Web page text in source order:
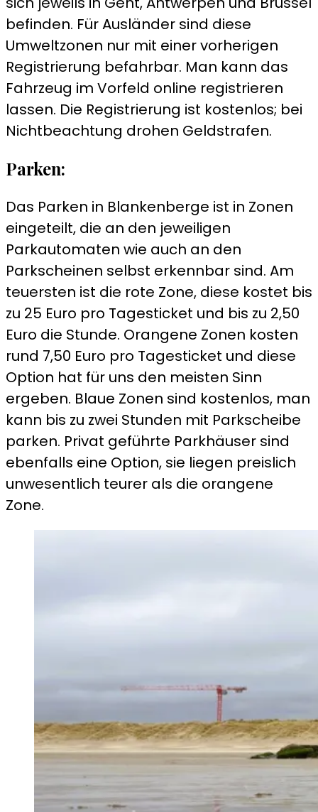
befinden. Für Ausländer sind diese
Umweltzonen nur mit einer vorherigen
Registrierung befahrbar. Man kann das
Fahrzeug im Vorfeld online registrieren
lassen. Die Registrierung ist kostenlos; bei
Nichtbeachtung drohen Geldstrafen.
Parken:
Das Parken in Blankenberge ist in Zonen
eingeteilt, die an den jeweiligen
Parkautomaten wie auch an den
Parkscheinen selbst erkennbar sind. Am
teuersten ist die rote Zone, diese kostet bis
zu 25 Euro pro Tagesticket und bis zu 2,50
Euro die Stunde. Orangene Zonen kosten
rund 7,50 Euro pro Tagesticket und diese
Option hat für uns den meisten Sinn
ergeben. Blaue Zonen sind kostenlos, man
kann bis zu zwei Stunden mit Parkscheibe
parken. Privat geführte Parkhäuser sind
ebenfalls eine Option, sie liegen preislich
unwesentlich teurer als die orangene
Zone.